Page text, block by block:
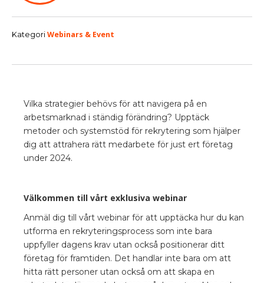
Kategori Webinars & Event
Vilka strategier behövs för att navigera på en
arbetsmarknad i ständig förändring? Upptäck
metoder och systemstöd för rekrytering som hjälper
dig att attrahera rätt medarbete för just ert företag
under 2024.
‍Välkommen till vårt exklusiva webinar
Anmäl dig till vårt webinar för att upptäcka hur du kan
utforma en rekryteringsprocess som inte bara
uppfyller dagens krav utan också positionerar ditt
företag för framtiden. Det handlar inte bara om att
hitta rätt personer utan också om att skapa en